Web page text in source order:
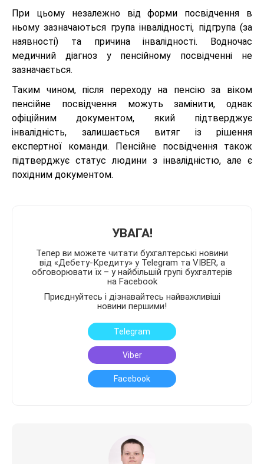
При цьому незалежно від форми посвідчення в
ньому зазначаються група інвалідності, підгрупа (за
наявності) та причина інвалідності. Водночас
медичний діагноз у пенсійному посвідченні не
зазначається.
Таким чином, після переходу на пенсію за віком
пенсійне посвідчення можуть замінити, однак
офіційним документом, який підтверджує
інвалідність, залишається витяг із рішення
експертної команди. Пенсійне посвідчення також
підтверджує статус людини з інвалідністю, але є
похідним документом.
УВАГА!
Тепер ви можете читати бухгалтерські новини
від «Дебету-Кредиту» у Telegram та VIBER, а
обговорювати їх – у найбільшій групі бухгалтерів
на Facebook
Приєднуйтесь і дізнавайтесь найважливіші
новини першими!
Telegram
Viber
Facebook